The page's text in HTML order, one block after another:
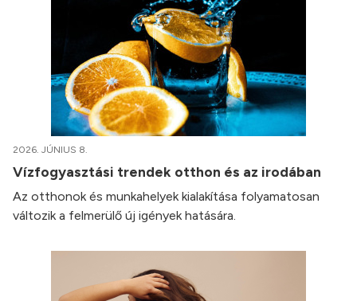
2026. JÚNIUS 8.
Vízfogyasztási trendek otthon és az irodában
Az otthonok és munkahelyek kialakítása folyamatosan
változik a felmerülő új igények hatására.